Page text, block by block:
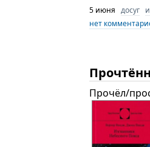
5 июня досуг
нет
Прочёл/